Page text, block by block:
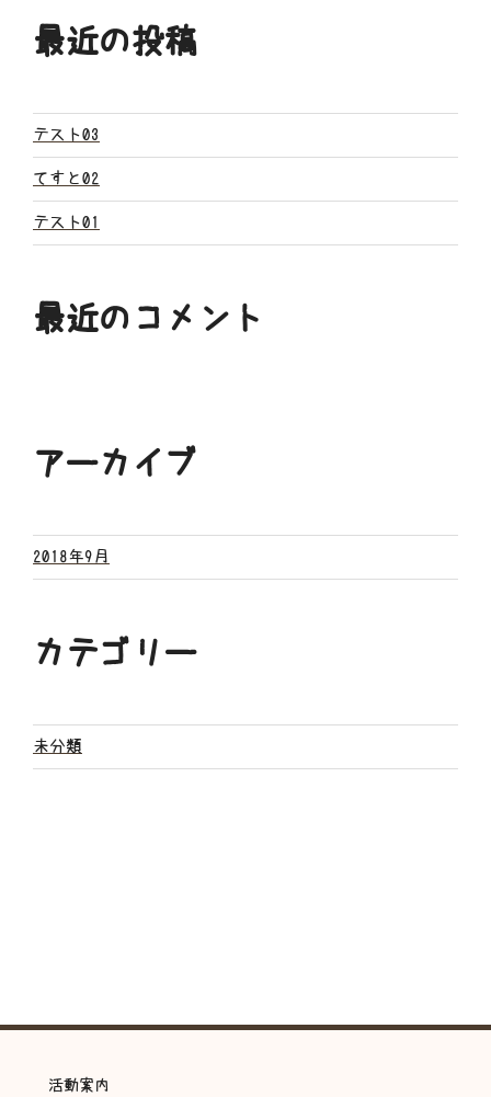
シ
ン
最近の投稿
テスト03
てすと02
テスト01
最近のコメント
アーカイブ
2018年9月
カテゴリー
未分類
活動案内